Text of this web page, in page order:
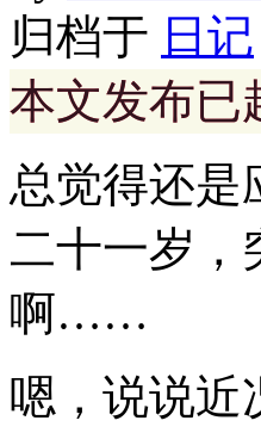
归档于 日记
本文发布已
总觉得还是
二十一岁
啊……
嗯，说说近